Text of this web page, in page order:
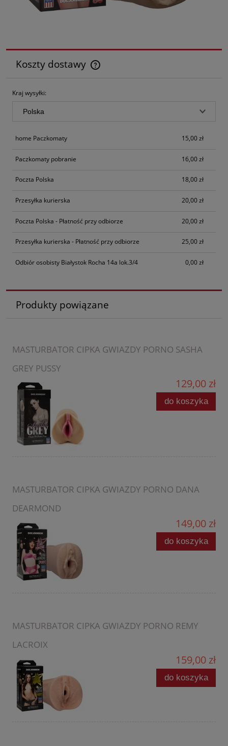
Koszty dostawy
Cena nie zawiera ewentualnych kosztów płatności
Kraj wysyłki:
home Paczkomaty 15,00 zł
Paczkomaty pobranie 16,00 zł
Poczta Polska 18,00 zł
Przesyłka kurierska 20,00 zł
Poczta Polska - Płatność przy odbiorze 20,00 zł
Przesyłka kurierska - Płatność przy odbiorze 25,00 zł
Odbiór osobisty Białystok Rocha 14a lok.3/4 0,00 zł
Produkty powiązane
MASTURBATOR CIPKA GWIAZDY PORNO SASHA
GREY PUSSY
129,00 zł
do koszyka
MASTURBATOR CIPKA GWIAZDY PORNO DANA
DEARMOND
149,00 zł
do koszyka
MASTURBATOR CIPKA GWIAZDY PORNO REMY
LACROIX
159,00 zł
do koszyka